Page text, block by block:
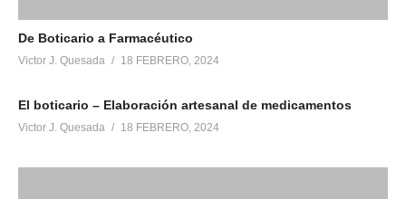
De Boticario a Farmacéutico
Victor J. Quesada 18 FEBRERO, 2024
El boticario – Elaboración artesanal de medicamentos
Victor J. Quesada 18 FEBRERO, 2024